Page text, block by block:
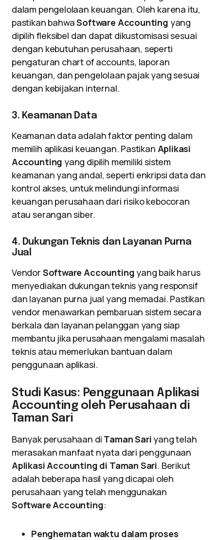
dalam pengelolaan keuangan. Oleh karena itu,
pastikan bahwaSoftware Accounting yang
dipilih fleksibel dan dapat dikustomisasi sesuai
dengan kebutuhan perusahaan, seperti
pengaturan chart of accounts, laporan
keuangan, dan pengelolaan pajak yang sesuai
dengan kebijakan internal.
3. Keamanan Data
Keamanan data adalah faktor penting dalam
memilih aplikasi keuangan. Pastikan Aplikasi
Accounting yang dipilih memiliki sistem
keamanan yang andal, seperti enkripsi data dan
kontrol akses, untuk melindungi informasi
keuangan perusahaan dari risiko kebocoran
atau serangan siber.
4. Dukungan Teknis dan Layanan Purna
Jual
Vendor Software Accounting yang baik harus
menyediakan dukungan teknis yang responsif
dan layanan purna jual yang memadai. Pastikan
vendor menawarkan pembaruan sistem secara
berkala dan layanan pelanggan yang siap
membantu jika perusahaan mengalami masalah
teknis atau memerlukan bantuan dalam
penggunaan aplikasi.
Studi Kasus: Penggunaan Aplikasi
Accounting oleh Perusahaan di
Taman Sari
Banyak perusahaan di Taman Sari yang telah
merasakan manfaat nyata dari penggunaan
Aplikasi Accounting di Taman Sari. Berikut
adalah beberapa hasil yang dicapai oleh
perusahaan yang telah menggunakan
Software Accounting:
Penghematan waktu dalam proses